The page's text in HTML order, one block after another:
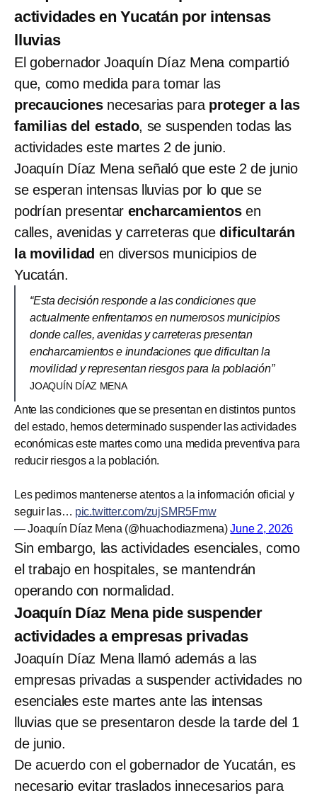
actividades en Yucatán por intensas
lluvias
El gobernador Joaquín Díaz Mena compartió
que, como medida para tomar las
precauciones necesarias para proteger a las
familias del estado, se suspenden todas las
actividades este martes 2 de junio.
Joaquín Díaz Mena señaló que este 2 de junio
se esperan intensas lluvias por lo que se
podrían presentar encharcamientosen
calles, avenidas y carreteras quedificultarán
la movilidad en diversos municipios de
Yucatán.
“Esta decisión responde a las condiciones que
actualmente enfrentamos en numerosos municipios
donde calles, avenidas y carreteras presentan
encharcamientos e inundaciones que dificultan la
movilidad y representan riesgos para la población”
JOAQUÍN DÍAZ MENA
Ante las condiciones que se presentan en distintos puntos
del estado, hemos determinado suspender las actividades
económicas este martes como una medida preventiva para
reducir riesgos a la población.
Les pedimos mantenerse atentos a la información oficial y
seguir las… pic.twitter.com/zujSMR5Fmw
— Joaquín Díaz Mena (@huachodiazmena)June 2, 2026
Sin embargo, las actividades esenciales, como
el trabajo en hospitales, se mantendrán
operando con normalidad.
Joaquín Díaz Mena pide suspender
actividades a empresas privadas
Joaquín Díaz Mena llamó además a las
empresas privadas a suspender actividades no
esenciales este martes ante las intensas
lluvias que se presentaron desde la tarde del 1
de junio.
De acuerdo con el gobernador de Yucatán, es
necesario evitar traslados innecesarios para